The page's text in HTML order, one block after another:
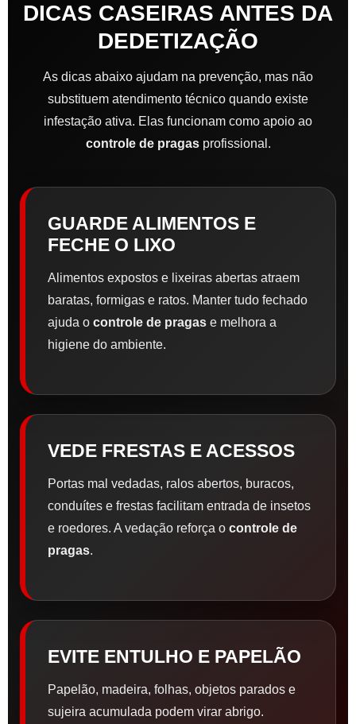
DICAS CASEIRAS ANTES DA
DEDETIZAÇÃO
As dicas abaixo ajudam na prevenção, mas não
substituem atendimento técnico quando existe
infestação ativa. Elas funcionam como apoio ao
controle de pragasprofissional.
GUARDE ALIMENTOS E
FECHE O LIXO
Alimentos expostos e lixeiras abertas atraem
baratas, formigas e ratos. Manter tudo fechado
ajuda o controle de pragas e melhora a
higiene do ambiente.
VEDE FRESTAS E ACESSOS
Portas mal vedadas, ralos abertos, buracos,
conduítes e frestas facilitam entrada de insetos
e roedores. A vedação reforça o controle de
pragas.
EVITE ENTULHO E PAPELÃO
Papelão, madeira, folhas, objetos parados e
sujeira acumulada podem virar abrigo.